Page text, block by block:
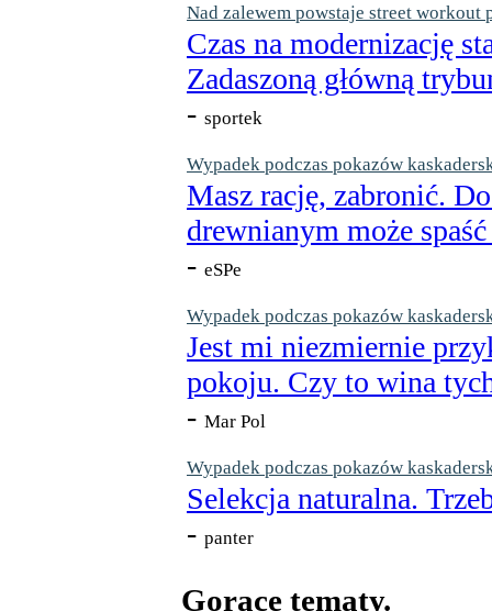
Nad zalewem powstaje street workout
Czas na modernizację
Zadaszoną główną
- sportek
Wypadek podczas pokazów
Masz rację, zabronić.
drewnianym może
- eSPe
Wypadek podczas pokazów
Jest mi niezmiernie
pokoju. Czy to wina
- Mar Pol
Wypadek podczas pokazów
Selekcja naturalna.
- panter
Gorące tematy.